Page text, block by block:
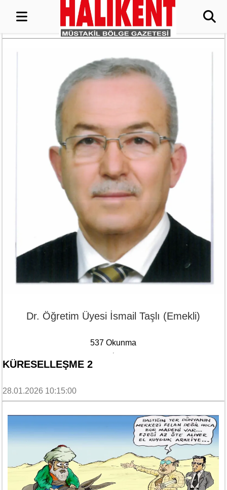
Dr. Öğretim Üyesi İsmail Taşlı (Emekli)
537 Okunma
KÜRESELLEŞME 2
28.01.2026 10:15:00